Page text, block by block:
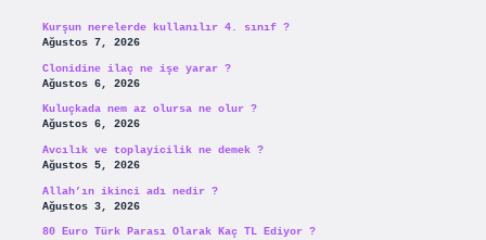
Kurşun nerelerde kullanılır 4. sınıf ?
Ağustos 7, 2026
Clonidine ilaç ne işe yarar ?
Ağustos 6, 2026
Kuluçkada nem az olursa ne olur ?
Ağustos 6, 2026
Avcılık ve toplayicilik ne demek ?
Ağustos 5, 2026
Allah’ın ikinci adı nedir ?
Ağustos 3, 2026
80 Euro Türk Parası Olarak Kaç TL Ediyor ?